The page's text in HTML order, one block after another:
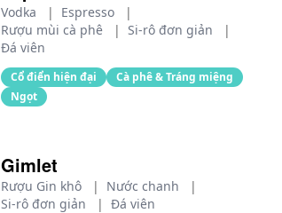
Vodka | Espresso
|
Rượu mùi cà phê
| Si-rô đơn giản
|
Đá viên
Cổ điển hiện đại
Cà phê & Tráng miệng
Ngọt
Gimlet
Rượu Gin khô | Nước chanh
|
Si-rô đơn giản
| Đá viên